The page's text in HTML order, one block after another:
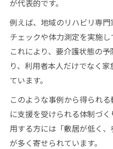
が代表的です。
例えば、地域のリハビリ専
チェックや体力測定を実施し
これにより、要介護状態の
り、利用者本人だけでなく
ています。
このような事例から得られ
に支援を受けられる体制づ
用する方には「敷居が低く
が多く寄せられています。